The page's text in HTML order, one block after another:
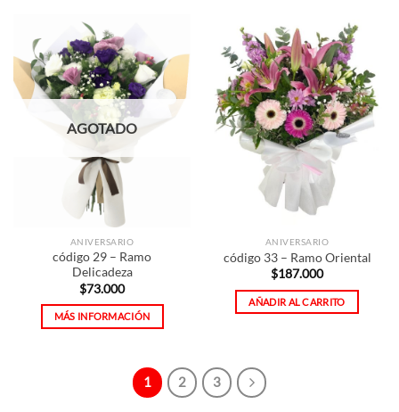
AGOTADO
ANIVERSARIO
código 29 – Ramo
Delicadeza
$73.000
MÁS INFORMACIÓN
ANIVERSARIO
código 33 – Ramo Oriental
$187.000
AÑADIR AL CARRITO
1 2 3